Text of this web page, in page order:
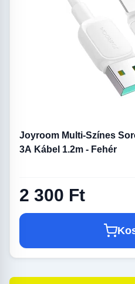
Joyroom Multi-Színes
3A Kábel 1.2m - Fehér
2 300 Ft